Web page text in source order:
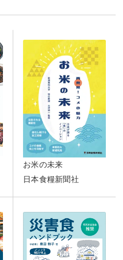
お米の未来
日本食糧新聞社